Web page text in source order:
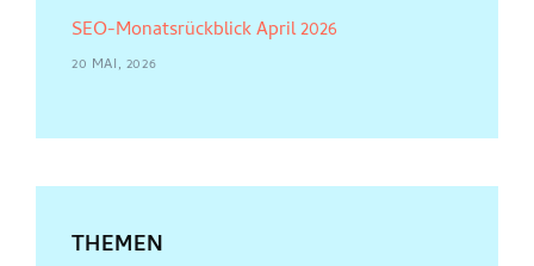
SEO-Monatsrückblick April 2026
20 MAI, 2026
THEMEN